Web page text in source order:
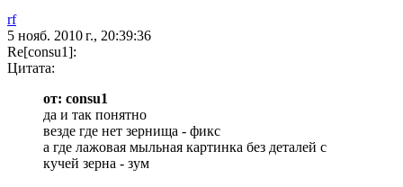
rf
5 нояб. 2010 г., 20:39:36
Re[consu1]:
Цитата:
от: consu1
да и так понятно
везде где нет зернища - фикс
а где лажовая мыльная картинка без деталей с
кучей зерна - зум